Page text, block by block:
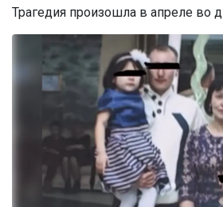
Трагедия произошла в апреле во